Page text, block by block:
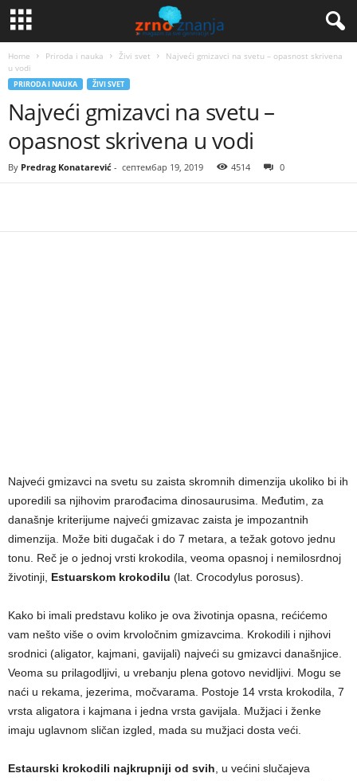
Home Priroda i nauka Živi svet
Najveći gmizavci na svetu – opasnost skrivena
u vodi
PRIRODA I NAUKA ŽIVI SVET
Najveći gmizavci na svetu –
opasnost skrivena u vodi
By Predrag Konatarević - септембар 19, 2019 4514 0
Najveći gmizavci na svetu su zaista skromnih dimenzija ukoliko bi ih
uporedili sa njihovim prarođacima dinosaurusima. Međutim, za
današnje kriterijume najveći gmizavac zaista je impozantnih
dimenzija. Može biti dugačak i do 7 metara, a težak gotovo jednu
tonu. Reč je o jednoj vrsti krokodila, veoma opasnoj i nemilosrdnoj
životinji, Estuarskom krokodilu (lat. Crocodylus porosus).
Kako bi imali predstavu koliko je ova životinja opasna, rećićemo
vam nešto više o ovim krvoločnim gmizavcima. Krokodili i njihovi
srodnici (aligator, kajmani, gavijali) najveći su gmizavci današnjice.
Veoma su prilagodljivi, u vrebanju plena gotovo nevidljivi. Mogu se
naći u rekama, jezerima, močvarama. Postoje 14 vrsta krokodila, 7
vrsta aligatora i kajmana i jedna vrsta gavijala. Mužjaci i ženke
imaju uglavnom sličan izgled, mada su mužjaci dosta veći.
Estaurski krokodili najkrupniji od svih , u većini slučajeva